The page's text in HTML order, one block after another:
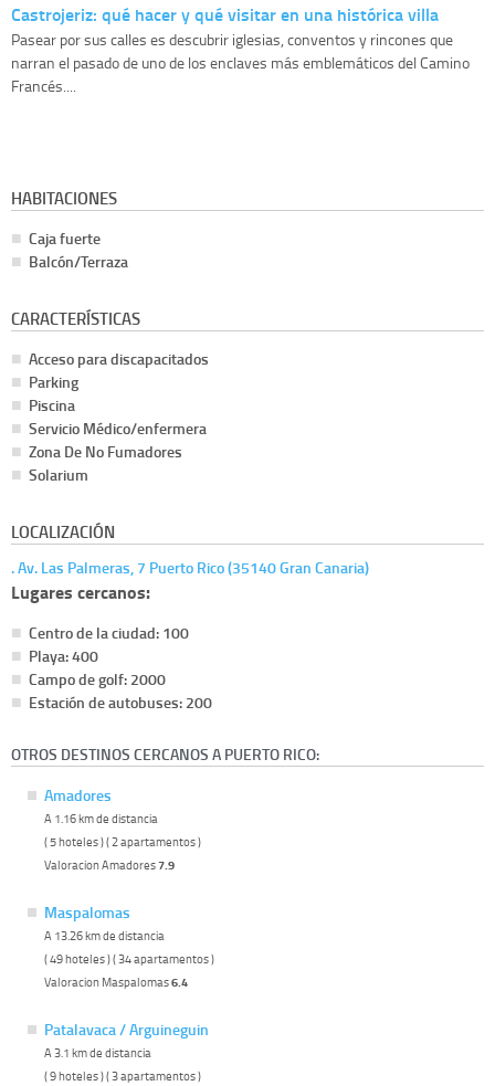
Castrojeriz: qué hacer y qué visitar en una histórica villa
Pasear por sus calles es descubrir iglesias, conventos y rincones que
narran el pasado de uno de los enclaves más emblemáticos del Camino
Francés....
HABITACIONES
Caja fuerte
Balcón/Terraza
CARACTERÍSTICAS
Acceso para discapacitados
Parking
Piscina
Servicio Médico/enfermera
Zona De No Fumadores
Solarium
LOCALIZACIÓN
. Av. Las Palmeras, 7 Puerto Rico (35140 Gran Canaria)
Lugares cercanos:
Centro de la ciudad: 100
Playa: 400
Campo de golf: 2000
Estación de autobuses: 200
OTROS DESTINOS CERCANOS A PUERTO RICO:
Amadores
A 1.16 km de distancia
( 5 hoteles ) ( 2 apartamentos )
Valoracion Amadores7.9
Maspalomas
A 13.26 km de distancia
( 49 hoteles ) ( 34 apartamentos )
Valoracion Maspalomas6.4
Patalavaca / Arguineguin
A 3.1 km de distancia
( 9 hoteles ) ( 3 apartamentos )